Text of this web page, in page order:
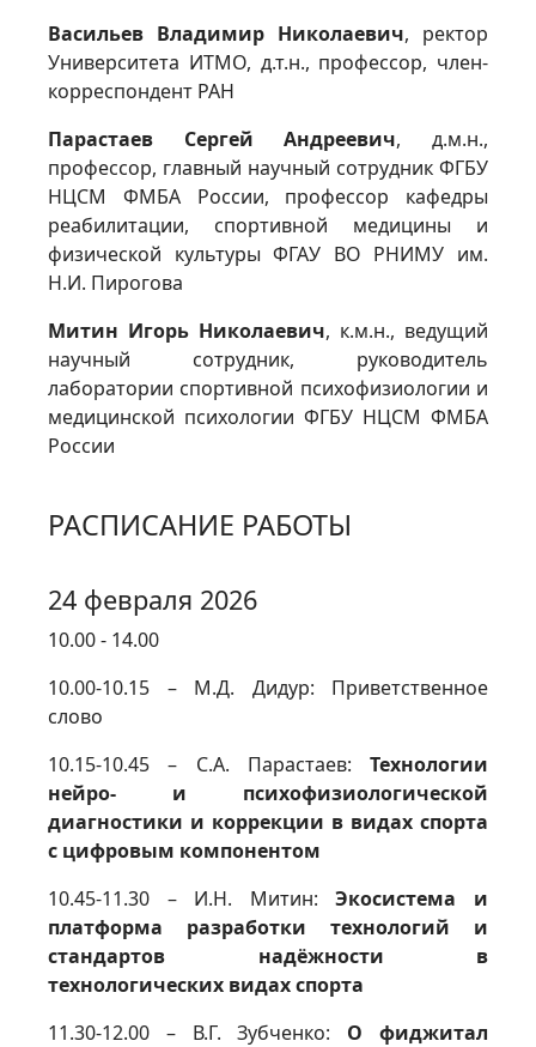
Васильев Владимир Николаевич, ректор
Университета ИТМО, д.т.н., профессор, член-
корреспондент РАН
Парастаев Сергей Андреевич, д.м.н.,
профессор, главный научный сотрудник ФГБУ
НЦСМ ФМБА России, профессор кафедры
реабилитации, спортивной медицины и
физической культуры ФГАУ ВО РНИМУ им.
Н.И. Пирогова
Митин Игорь Николаевич, к.м.н., ведущий
научный сотрудник, руководитель
лаборатории спортивной психофизиологии и
медицинской психологии ФГБУ НЦСМ ФМБА
России
РАСПИСАНИЕ РАБОТЫ
24 февраля 2026
10.00 - 14.00
10.00-10.15 – М.Д. Дидур: Приветственное
слово
10.15-10.45 – С.А. Парастаев: Технологии
нейро- и психофизиологической
диагностики и коррекции в видах спорта
с цифровым компонентом
10.45-11.30 – И.Н. Митин:Экосистема и
платформа разработки технологий и
стандартов надёжности в
технологических видах спорта
11.30-12.00 – В.Г. Зубченко: О фиджитал